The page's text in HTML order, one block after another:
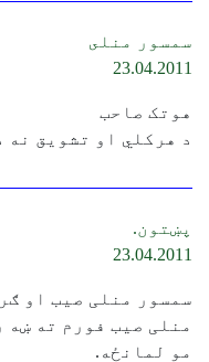
سمسور منلى
23.04.2011
هوتک صاحب
د هرکلي او تشویق نه
پښتون.
23.04.2011
سمسور منلی صیب او
منلی صیب فورم ته ښه
مو لمانځه.